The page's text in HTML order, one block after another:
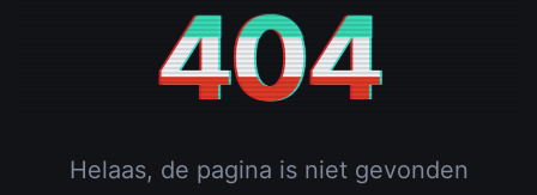
404
Helaas, de pagina is niet gevonden